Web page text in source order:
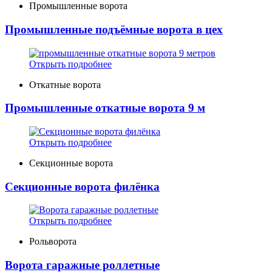
Промышленные ворота
Промышленные подъёмные ворота в цех
Открыть подробнее
Откатные ворота
Промышленные откатные ворота 9 м
Открыть подробнее
Секционные ворота
Секционные ворота филёнка
Открыть подробнее
Рольворота
Ворота гаражные роллетные